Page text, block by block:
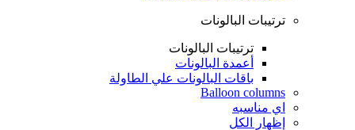
ترتيبات البالونات
ترتيبات البالونات
أعمدة البالونات
باقات البالونات علي الطاولة
Balloon columns
اي مناسبه
إظهار الكل